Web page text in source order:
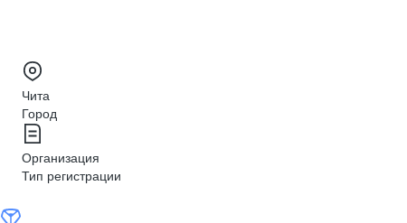
Чита
Город
Организация
Тип регистрации